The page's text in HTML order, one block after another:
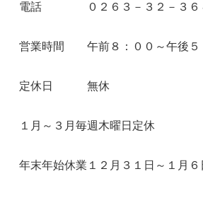
電話 ０２６３－３２－３６
営業時間 午前８：００～午後５
定休日 無休
１月～３月毎週木曜日定休
年末年始休業１２月３１日～１月６